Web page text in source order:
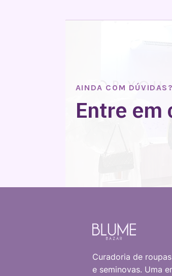
AINDA COM DÚVIDAS?
Entre em
Curadoria de
e seminovas. Uma